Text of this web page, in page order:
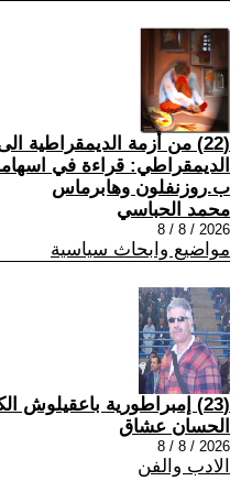
(22) من أزمة الديمقراطية
الديمقراطي: قراءة في
ب.روزنفلون وهابرماس
محمد الحباسي
2026 / 8 / 8
مواضيع وابحاث سياسية
(23) إمبراطورية باعقيلوش الكلامية
الحسان عشاق
2026 / 8 / 8
الادب والفن